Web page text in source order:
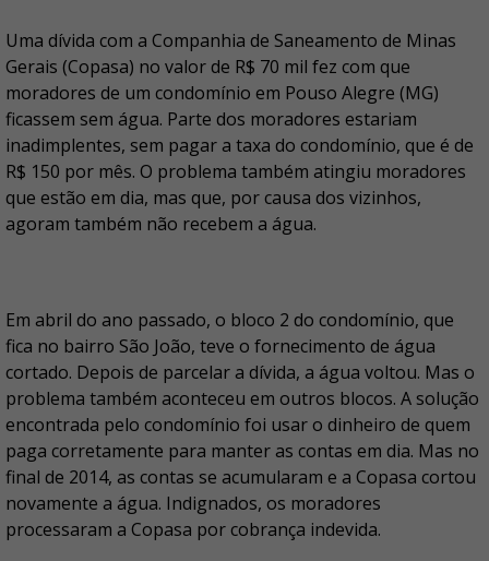
Uma dívida com a Companhia de Saneamento de Minas
Gerais (Copasa) no valor de R$ 70 mil fez com que
moradores de um condomínio em Pouso Alegre (MG)
ficassem sem água. Parte dos moradores estariam
inadimplentes, sem pagar a taxa do condomínio, que é de
R$ 150 por mês. O problema também atingiu moradores
que estão em dia, mas que, por causa dos vizinhos,
agoram também não recebem a água.
Em abril do ano passado, o bloco 2 do condomínio, que
fica no bairro São João, teve o fornecimento de água
cortado. Depois de parcelar a dívida, a água voltou. Mas o
problema também aconteceu em outros blocos. A solução
encontrada pelo condomínio foi usar o dinheiro de quem
paga corretamente para manter as contas em dia. Mas no
final de 2014, as contas se acumularam e a Copasa cortou
novamente a água. Indignados, os moradores
processaram a Copasa por cobrança indevida.